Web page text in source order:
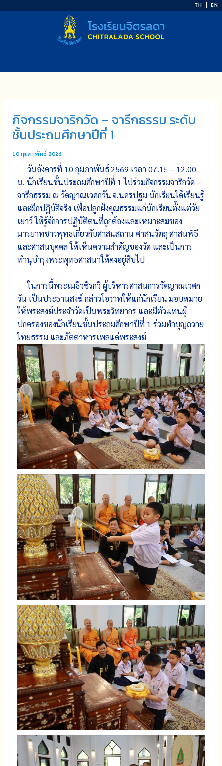
TH EN
กิจกรรมจาริกวัด – จารึกธรรม ระดับ
ชั้นประถมศึกษาปีที่ 1
10 กุมภาพันธ์ 2026
วันอังคารที่ 10 กุมภาพันธ์ 2569 เวลา 07.15 – 12.00
น. นักเรียนชั้นประถมศึกษาปีที่ 1 ไปร่วมกิจกรรมจาริกวัด –
จารึกธรรม ณ วัดญาณเวศกวัน จ.นครปฐม นักเรียนได้เรียนรู้
และฝึกปฏิบัติจริง เพื่อปลูกฝังคุณธรรมแก่นักเรียนตั้งแต่วัย
เยาว์ ให้รู้จักการปฏิบัติตนที่ถูกต้องและเหมาะสมของ
มารยาทชาวพุทธเกี่ยวกับศาสนสถาน ศาสนวัตถุ ศาสนพิธี
และศาสนบุคคล ให้เห็นความสำคัญของวัด และเป็นการ
ทำนุบำรุงพระพุทธศาสนาให้คงอยู่สืบไป
ในการนี้พระเมธีวชิรกวี ผู้บริหารศาสนการวัดญาณเวศก
วัน เป็นประธานสงฆ์ กล่าวโอวาทให้แก่นักเรียน มอบหมาย
ให้พระสงฆ์ประจำวัดเป็นพระวิทยากร และมีตัวแทนผู้
ปกครองของนักเรียนชั้นประถมศึกษาปีที่ 1 ร่วมทำบุญถวาย
ไทยธรรม และภัตตาหารเพลแด่พระสงฆ์